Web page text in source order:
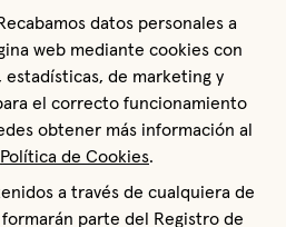
datos personales a
web mediante cookies con
estadísticas, de marketing y
el correcto funcionamiento
obtener más información al
Política de Cookies.
a través de cualquiera de
parte del Registro de